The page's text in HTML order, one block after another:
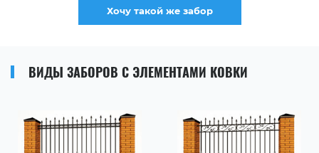
Хочу такой же забор
ВИДЫ ЗАБОРОВ С ЭЛЕМЕНТАМИ КОВКИ